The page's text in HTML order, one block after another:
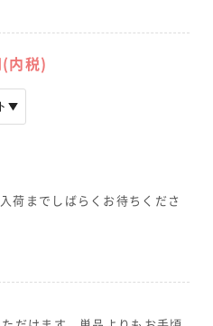
内税)
荷までしばらくお待ちくださ